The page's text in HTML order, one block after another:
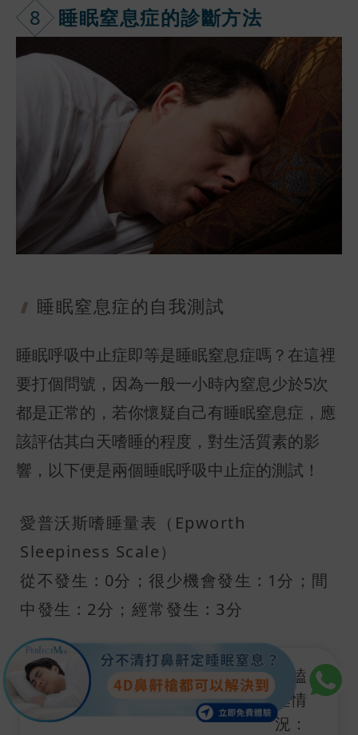
8 睡眠窒息症的診斷方法
睡眠窒息症的 自我測試
睡眠呼吸中止症即等是睡眠窒息症嗎？在這裡
要打個問號，因為一般一小時內窒息少於5次
都是正常的，若你懷疑自己有睡眠窒息症，應
該評估其白天嗜睡的程度，對生活質素的影
響，以下便是兩個睡眠呼吸中止症的測試！
愛普沃斯嗜睡量表（Epworth
Sleepiness Scale）
從不發生 : 0分；很少機會發生 : 1分；間
中發生 : 2分；經常發生 : 3分
在進行的活動：
打瞌
睡情
況：